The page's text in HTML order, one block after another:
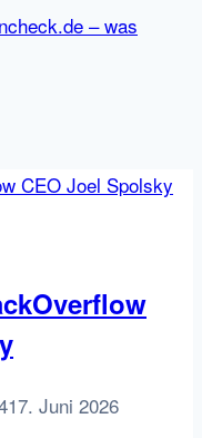
– was
17. Juni 2026